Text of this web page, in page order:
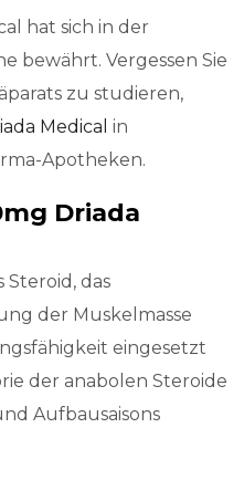
hat sich in der
bewährt. Vergessen Sie
zu studieren,
Medical in
Apotheken.
Driada
Steroid, das
der Muskelmasse
eingesetzt
der anabolen Steroide
Aufbausaisons